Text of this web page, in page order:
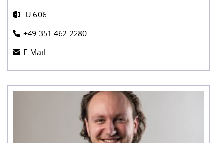
U 606
+49 351 462 2280
E-Mail